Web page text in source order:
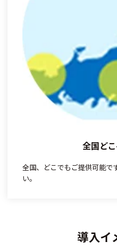
全国ど
全国、どこでもご提供可能で
い。
導入イ